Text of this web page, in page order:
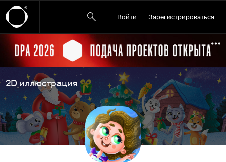
Войти Зарегистрироваться
Ссылка баннера
2D иллюстрация